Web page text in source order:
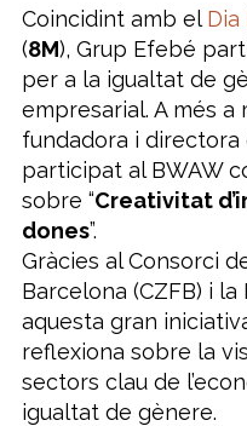
Coincidint amb el
(8M), Grup Efebé
per a la igualtat de
empresarial. A més a
fundadora i directora
participat al BWAW
sobre “Creativitat
dones”.
Gràcies al Consorci
Barcelona (CZFB) i la
aquesta gran
reflexiona sobre la
sectors clau de
igualtat de gènere.